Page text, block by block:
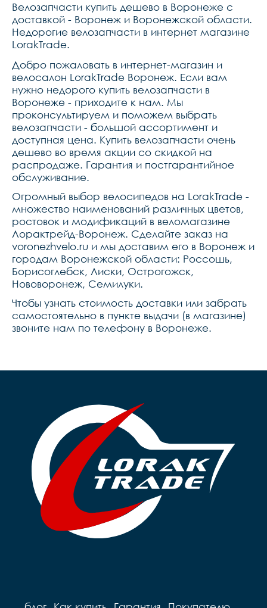
Велозапчасти купить дешево в Воронеже с
доставкой - Воронеж и Воронежской области.
Недорогие велозапчасти в интернет магазине
LorakTrade.
Добро пожаловать в интернет-магазин и
велосалон LorakTrade Воронеж. Если вам
нужно недорого купить велозапчасти в
Воронеже - приходите к нам. Мы
проконсультируем и поможем выбрать
велозапчасти - большой ассортимент и
доступная цена. Купить велозапчасти очень
дешево во время акции со скидкой на
распродаже. Гарантия и постгарантийное
обслуживание.
Огромный выбор велосипедов на LorakTrade -
множество наименований различных цветов,
ростовок и модификаций в веломагазине
Лорактрейд-Воронеж. Сделайте заказ на
voronezhvelo.ru и мы доставим его в Воронеж и
городам Воронежской области: Россошь,
Борисоглебск, Лиски, Острогожск,
Нововоронеж, Семилуки.
Чтобы узнать стоимость доставки или забрать
самостоятельно в пункте выдачи (в магазине)
звоните нам по телефону в Воронеже.